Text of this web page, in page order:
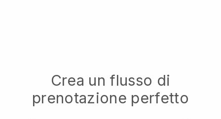
Crea un flusso di
prenotazione perfetto